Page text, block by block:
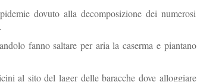
dovuto alla decomposizione dei numerosi
fanno saltare per aria la caserma e piantano
al sito del lager delle baracche dove alloggiare